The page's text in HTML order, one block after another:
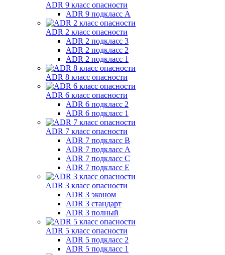
ADR 9 класс опасности
ADR 9 подкласс A
ADR 2 класс опасности
ADR 2 подкласс 3
ADR 2 подкласс 2
ADR 2 подкласс 1
ADR 8 класс опасности
ADR 6 класс опасности
ADR 6 подкласс 2
ADR 6 подкласс 1
ADR 7 класс опасности
ADR 7 подкласс B
ADR 7 подкласс A
ADR 7 подкласс C
ADR 7 подкласс E
ADR 3 класс опасности
ADR 3 эконом
ADR 3 стандарт
ADR 3 полный
ADR 5 класс опасности
ADR 5 подкласс 2
ADR 5 подкласс 1